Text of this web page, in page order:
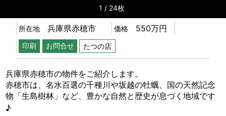
1 / 24
所在地 兵庫県赤穂市 価格 550万円
印刷 お問合せ たつの店
兵庫県赤穂市の物件をご紹介します。
赤穂市は、名水百選の千種川や坂越の牡蠣、国の天然記念
物「生島樹林」など、豊かな自然と歴史が息づく地域です
♪